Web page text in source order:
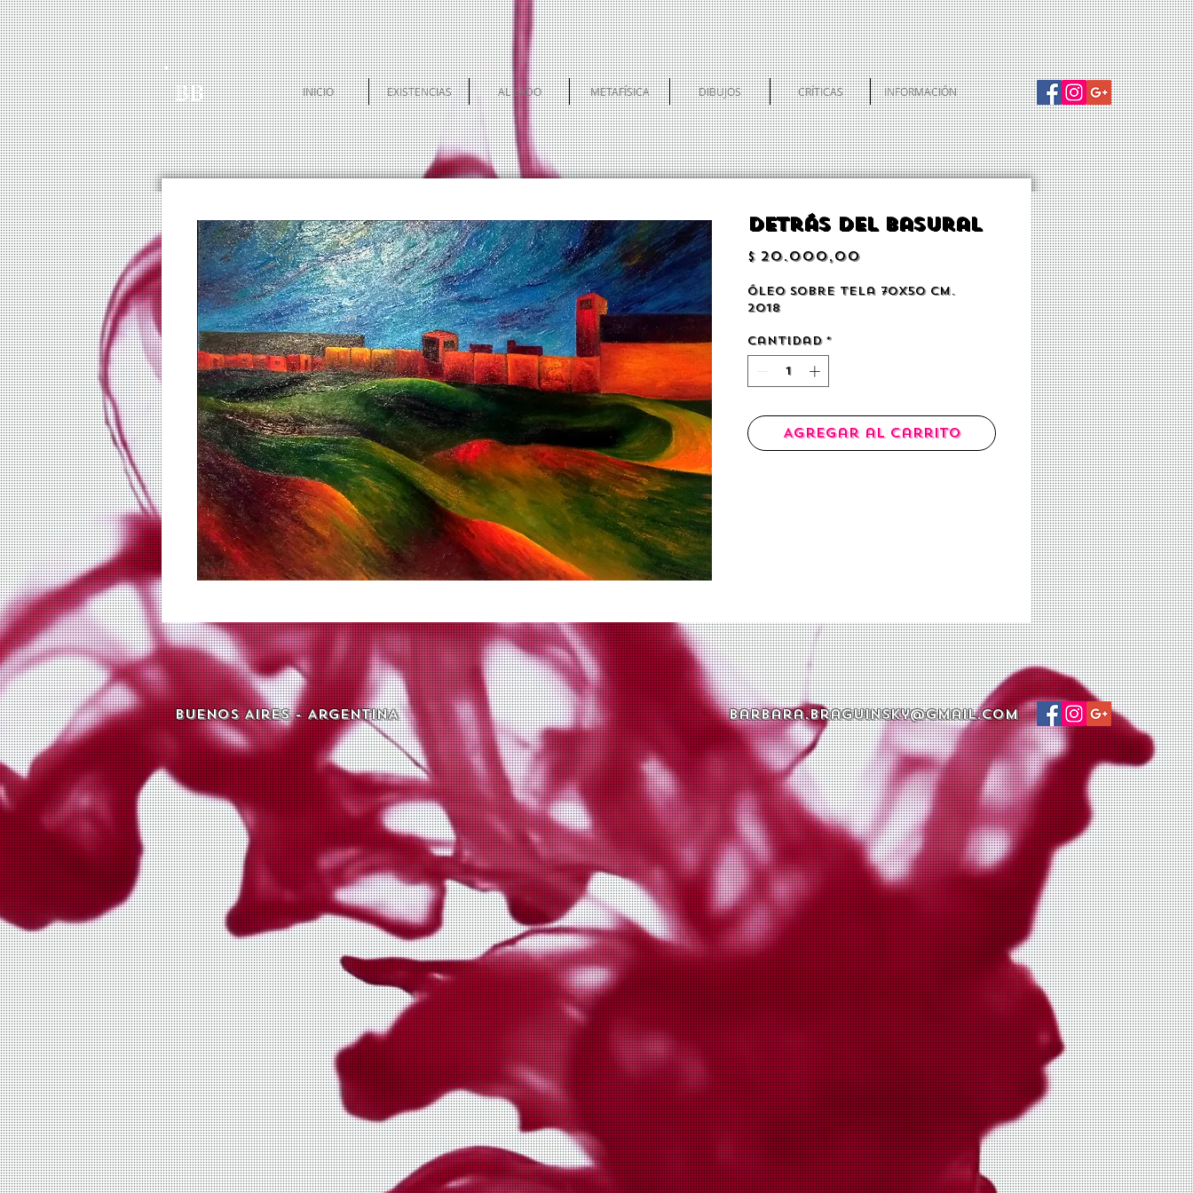
INICIO EXISTENCIAS AL LADO METAFÍSICA DIBUJOS CRÍTICAS INFORMACIÓN
BB
Detrás del basural
$ 20.000,00Precio
Óleo sobre tela 70x50 cm.
2018
Cantidad *
Agregar al carrito
BueNOs Aires - ArgentinAbarbara.braguinsky@gmail.com